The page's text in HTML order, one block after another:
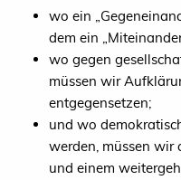
wo ein
dem ein
wo gegen
müssen wir
entgegensetzen;
und wo
werden, müssen wir
und einem